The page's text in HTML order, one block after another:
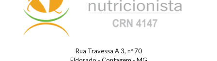
Rua Travessa A 3, nº 70